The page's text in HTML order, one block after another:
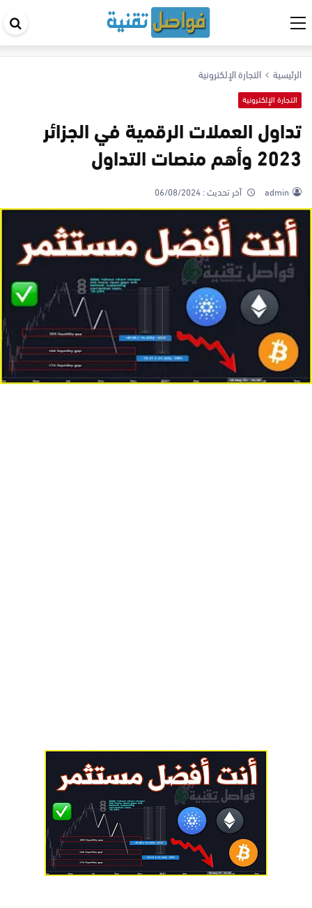
الرئيسية التجارة الإلكترونية
التجارة الإلكترونية
تداول العملات الرقمية في الجزائر
2023 وأهم منصات التداول
admin آخر تحديث :06/08/2024